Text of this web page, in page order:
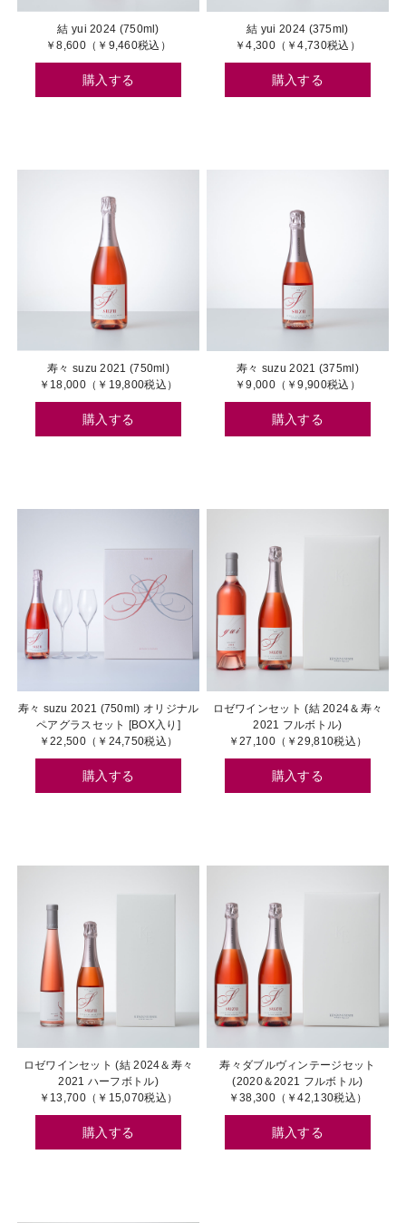
結 yui 2024 (750ml)
￥8,600（￥9,460税込）
購入する
結 yui 2024 (375ml)
￥4,300（￥4,730税込）
購入する
寿々 suzu 2021 (750ml)
￥18,000（￥19,800税込）
購入する
寿々 suzu 2021 (375ml)
￥9,000（￥9,900税込）
購入する
寿々 suzu 2021 (750ml) オリジナル
ペアグラスセット [BOX入り]
￥22,500（￥24,750税込）
購入する
ロゼワインセット (結 2024＆寿々
2021 フルボトル)
￥27,100（￥29,810税込）
購入する
ロゼワインセット (結 2024＆寿々
2021 ハーフボトル)
￥13,700（￥15,070税込）
購入する
寿々ダブルヴィンテージセット
(2020＆2021 フルボトル)
￥38,300（￥42,130税込）
購入する